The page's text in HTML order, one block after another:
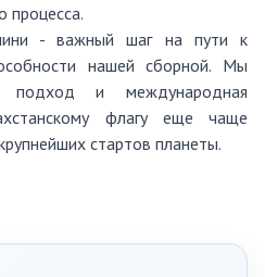
процесса.
- важный шаг на пути к
нашей сборной. Мы
подход и международная
флагу еще чаще
стартов планеты.